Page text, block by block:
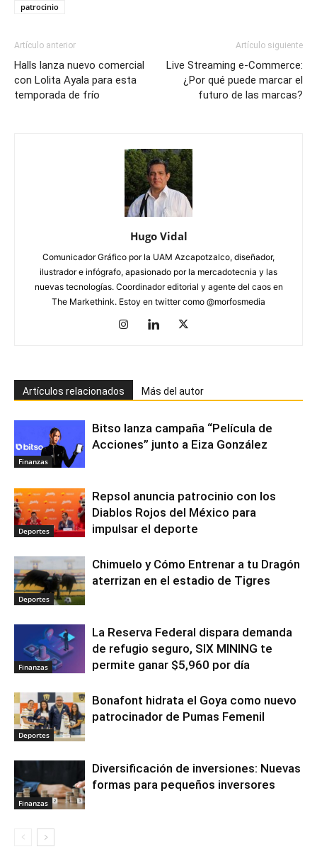
patrocinio
Artículo anterior
Halls lanza nuevo comercial
con Lolita Ayala para esta
temporada de frío
Artículo siguiente
Live Streaming e-Commerce:
¿Por qué puede marcar el
futuro de las marcas?
Hugo Vidal
Comunicador Gráfico por la UAM Azcapotzalco, diseñador,
ilustrador e infógrafo, apasionado por la mercadotecnia y las
nuevas tecnologías. Coordinador editorial y agente del caos en
The Markethink. Estoy en twitter como @morfosmedia
Artículos relacionados Más del autor
Finanzas
Bitso lanza campaña “Película de
Acciones” junto a Eiza González
Deportes
Repsol anuncia patrocinio con los
Diablos Rojos del México para
impulsar el deporte
Deportes
Chimuelo y Cómo Entrenar a tu Dragón
aterrizan en el estadio de Tigres
Finanzas
La Reserva Federal dispara demanda
de refugio seguro, SIX MINING te
permite ganar $5,960 por día
Deportes
Bonafont hidrata el Goya como nuevo
patrocinador de Pumas Femenil
Finanzas
Diversificación de inversiones: Nuevas
formas para pequeños inversores